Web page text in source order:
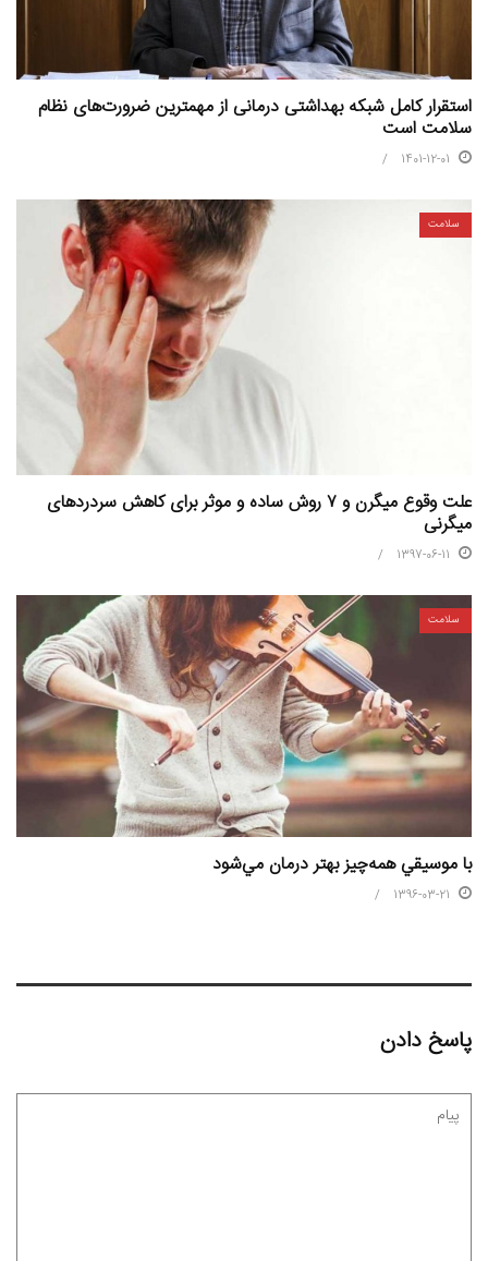
استقرار کامل شبکه بهداشتی درمانی از مهمترین ضرورت‌های نظام
سلامت است
1401-12-01
سلامت
علت وقوع میگرن و ۷ روش ساده و موثر برای کاهش سردردهای
میگرنی
1397-06-11
سلامت
با موسيقي همه‌چيز بهتر درمان مي‌شود
1396-03-21
پاسخ دادن